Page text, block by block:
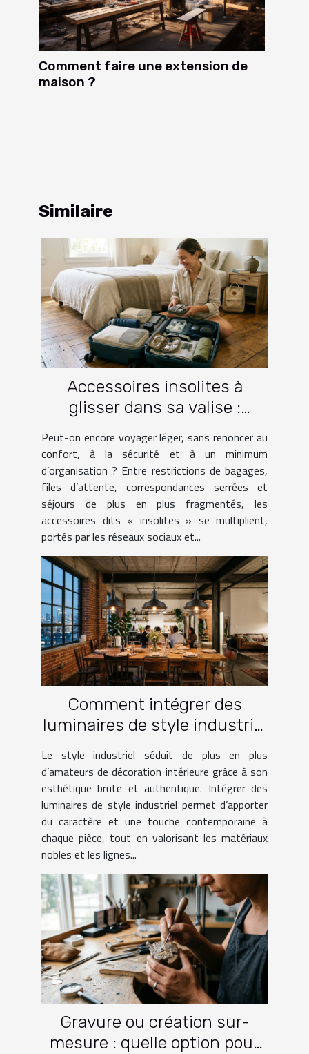
Comment faire une extension de
maison ?
Similaire
Accessoires insolites à
glisser dans sa valise :
lesquels facilitent vraiment
le voyage ?
Peut-on encore voyager léger, sans renoncer au
confort, à la sécurité et à un minimum
d’organisation ? Entre restrictions de bagages,
files d’attente, correspondances serrées et
séjours de plus en plus fragmentés, les
accessoires dits « insolites » se multiplient,
portés par les réseaux sociaux et...
Comment intégrer des
luminaires de style industriel
dans votre intérieur ?
Le style industriel séduit de plus en plus
d’amateurs de décoration intérieure grâce à son
esthétique brute et authentique. Intégrer des
luminaires de style industriel permet d’apporter
du caractère et une touche contemporaine à
chaque pièce, tout en valorisant les matériaux
nobles et les lignes...
Gravure ou création sur-
mesure : quelle option pour